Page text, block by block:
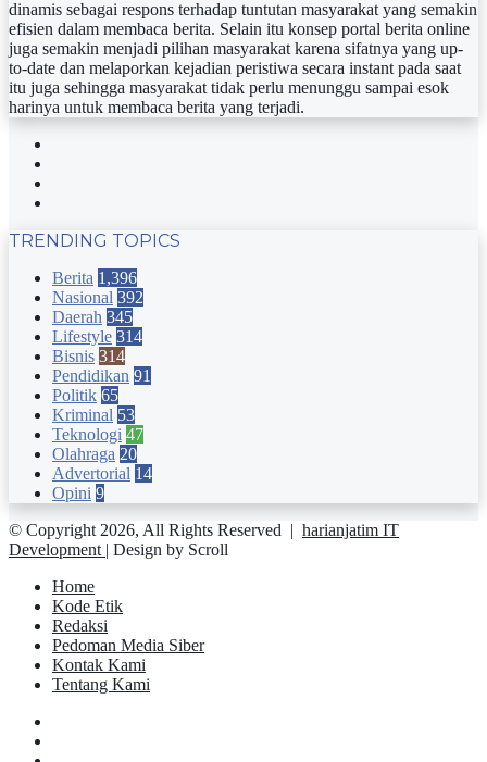
dinamis sebagai respons terhadap tuntutan masyarakat yang semakin
efisien dalam membaca berita. Selain itu konsep portal berita online
juga semakin menjadi pilihan masyarakat karena sifatnya yang up-
to-date dan melaporkan kejadian peristiwa secara instant pada saat
itu juga sehingga masyarakat tidak perlu menunggu sampai esok
harinya untuk membaca berita yang terjadi.
TRENDING TOPICS
Berita 1,396
Nasional 392
Daerah 345
Lifestyle 314
Bisnis 314
Pendidikan 91
Politik 65
Kriminal 53
Teknologi 47
Olahraga 20
Advertorial 14
Opini 9
© Copyright 2026, All Rights Reserved | harianjatim IT
Development | Design by Scroll
Home
Kode Etik
Redaksi
Pedoman Media Siber
Kontak Kami
Tentang Kami